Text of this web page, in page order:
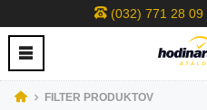
(032) 771 28 09
FILTER PRODUKTOV